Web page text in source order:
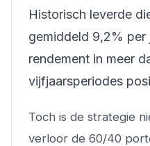
Historisch leverde
gemiddeld 9,2% per
rendement in meer
vijfjaarsperiodes
Toch is de strategie
verloor de 60/40